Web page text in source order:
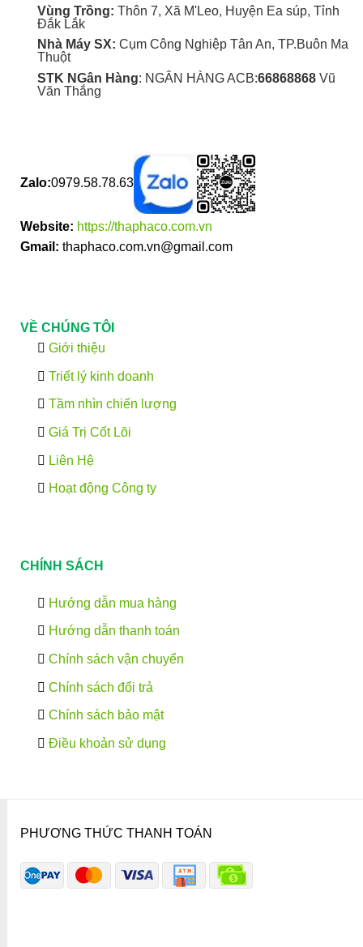
Vùng Trồng: Thôn 7, Xã M'Leo, Huyện Ea súp, Tỉnh
Đắk Lắk
Nhà Máy SX: Cụm Công Nghiệp Tân An, TP.Buôn Ma
Thuột
STK NGân Hàng: NGÂN HÀNG ACB:66868868Vũ
Văn Thắng
Zalo:0979.58.78.63
Website: https://thaphaco.com.vn
Gmail: thaphaco.com.vn@gmail.com
VỀ CHÚNG TÔI
Giới thiệu
Triết lý kinh doanh
Tầm nhìn chiến lượng
Giá Trị Cốt Lõi
Liên Hệ
Hoạt động Công ty
CHÍNH SÁCH
Hướng dẫn mua hàng
Hướng dẫn thanh toán
Chính sách vận chuyển
Chính sách đổi trả
Chính sách bảo mật
Điều khoản sử dụng
PHƯƠNG THỨC THANH TOÁN